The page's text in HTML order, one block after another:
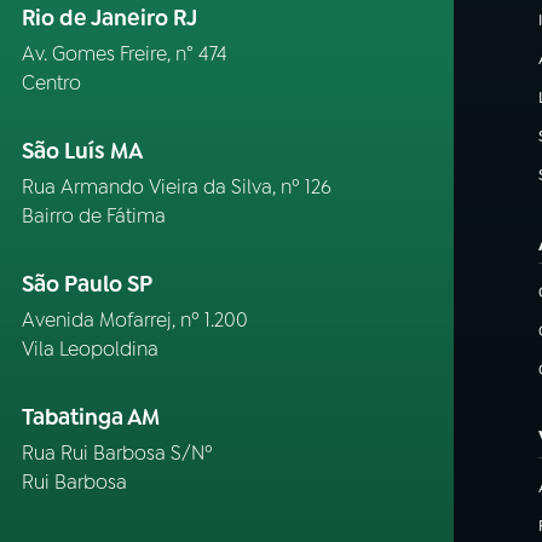
Rio de Janeiro RJ
Av. Gomes Freire, n° 474
Centro
São Luís MA
Rua Armando Vieira da Silva, nº 126
Bairro de Fátima
São Paulo SP
Avenida Mofarrej, nº 1.200
Vila Leopoldina
Tabatinga AM
Rua Rui Barbosa S/Nº
Rui Barbosa